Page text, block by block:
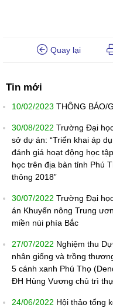
Quay lại
Tin mới
10/02/2023 THÔNG BÁO/
30/08/2022 Trường Đại
sở dự án: “Triển khai áp
đánh giá hoạt động học
học trên địa bàn tỉnh Phú
thông 2018”
30/07/2022 Trường Đại
án Khuyến nông Trung
miền núi phía Bắc
27/07/2022 Nghiệm thu
nhân giống và trồng
5 cánh xanh Phú Thọ
ĐH Hùng Vương chủ trì
24/06/2022 Hội thảo tổng